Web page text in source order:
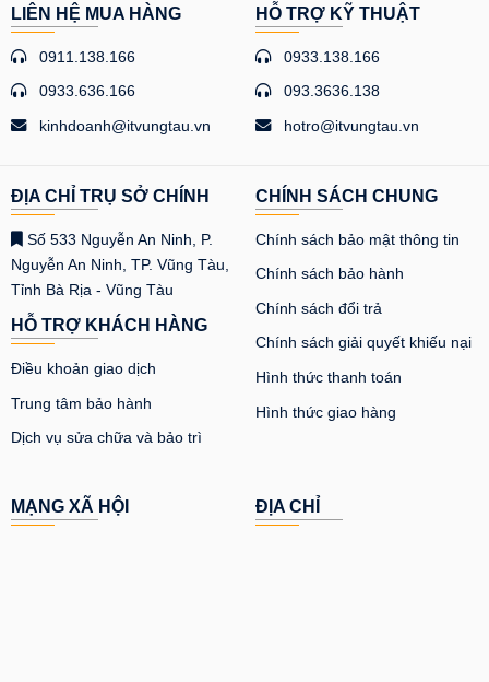
LIÊN HỆ MUA HÀNG
0911.138.166
0933.636.166
kinhdoanh@itvungtau.vn
HỖ TRỢ KỸ THUẬT
0933.138.166
093.3636.138
hotro@itvungtau.vn
ĐỊA CHỈ TRỤ SỞ CHÍNH
Số 533 Nguyễn An Ninh, P.
Nguyễn An Ninh, TP. Vũng Tàu,
Tỉnh Bà Rịa - Vũng Tàu
HỖ TRỢ KHÁCH HÀNG
Điều khoản giao dịch
Trung tâm bảo hành
Dịch vụ sửa chữa và bảo trì
CHÍNH SÁCH CHUNG
Chính sách bảo mật thông tin
Chính sách bảo hành
Chính sách đổi trả
Chính sách giải quyết khiếu nại
Hình thức thanh toán
Hình thức giao hàng
MẠNG XÃ HỘI ĐỊA CHỈ